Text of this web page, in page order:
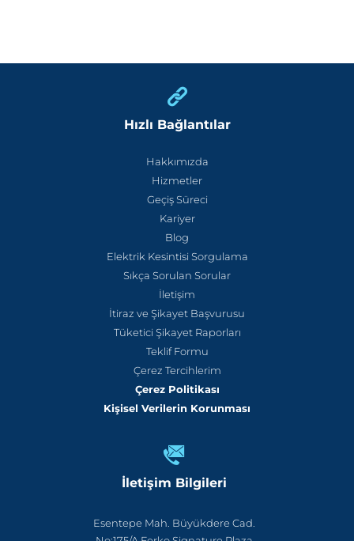
Hızlı Bağlantılar
Hakkımızda
Hizmetler
Geçiş Süreci
Kariyer
Blog
Elektrik Kesintisi Sorgulama
Sıkça Sorulan Sorular
İletişim
İtiraz ve Şikayet Başvurusu
Tüketici Şikayet Raporları
Teklif Formu
Çerez Tercihlerim
Çerez Politikası
Kişisel Verilerin Korunması
İletişim Bilgileri
Esentepe Mah. Büyükdere Cad.